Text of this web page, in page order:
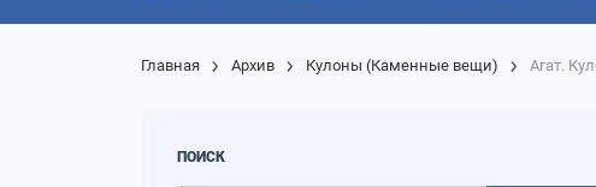
Главная Архив Кулоны (Каменные вещи) Агат.
ПОИСК